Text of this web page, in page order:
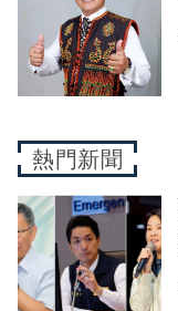
熱門新聞